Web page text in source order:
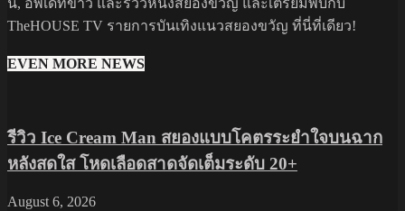
นี้, อัพเดทข่าว และรีวิวหนังสยองขวัญ และเตรียมพบกับ
TheHOUSE TV รายการบันเทิงแนวสยองขวัญ ที่นี่ที่เดียว!
EVEN MORE NEWS
รีวิว Ice Cream Man สยองแบบโคตรระยำใจบนฉาก
หลังสดใส โหดเลือดสาดจัดเต็มระดับ 20+
August 6, 2026